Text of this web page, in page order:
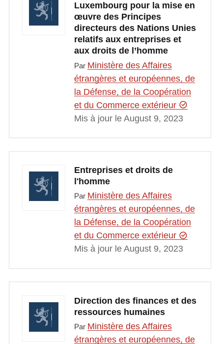
Luxembourg pour la mise en
œuvre des Principes
directeurs des Nations Unies
relatifs aux entreprises et
aux droits de l’homme
Par Ministère des Affaires
étrangères et européennes, de
la Défense, de la Coopération
et du Commerce extérieur
Mis à jour le August 9, 2023
Entreprises et droits de
l'homme
Par Ministère des Affaires
étrangères et européennes, de
la Défense, de la Coopération
et du Commerce extérieur
Mis à jour le August 9, 2023
Direction des finances et des
ressources humaines
Par Ministère des Affaires
étrangères et européennes, de